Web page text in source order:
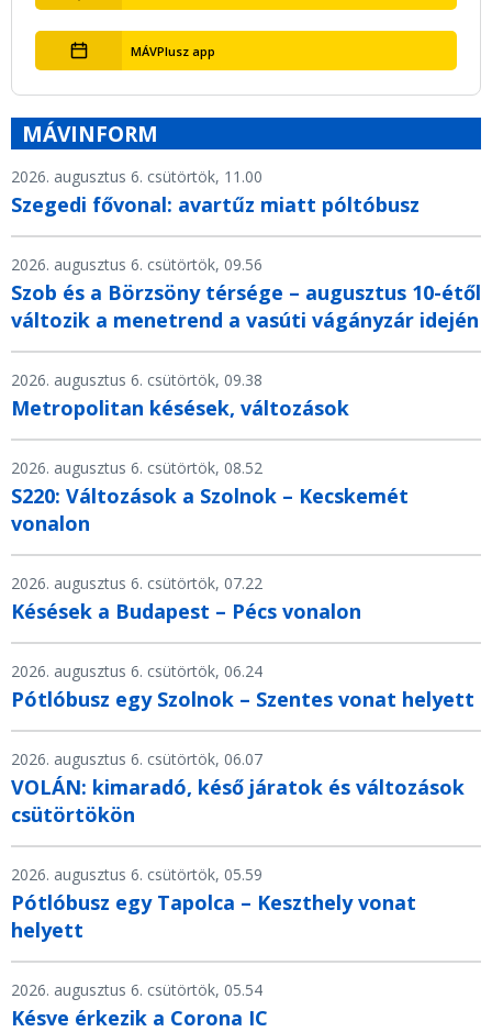
MÁVPlusz app
MÁVINFORM
2026. augusztus 6. csütörtök, 11.00
Szegedi fővonal: avartűz miatt póltóbusz
2026. augusztus 6. csütörtök, 09.56
Szob és a Börzsöny térsége – augusztus 10-étől
változik a menetrend a vasúti vágányzár idején
2026. augusztus 6. csütörtök, 09.38
Metropolitan késések, változások
2026. augusztus 6. csütörtök, 08.52
S220: Változások a Szolnok – Kecskemét
vonalon
2026. augusztus 6. csütörtök, 07.22
Késések a Budapest – Pécs vonalon
2026. augusztus 6. csütörtök, 06.24
Pótlóbusz egy Szolnok – Szentes vonat helyett
2026. augusztus 6. csütörtök, 06.07
VOLÁN: kimaradó, késő járatok és változások
csütörtökön
2026. augusztus 6. csütörtök, 05.59
Pótlóbusz egy Tapolca – Keszthely vonat
helyett
2026. augusztus 6. csütörtök, 05.54
Késve érkezik a Corona IC